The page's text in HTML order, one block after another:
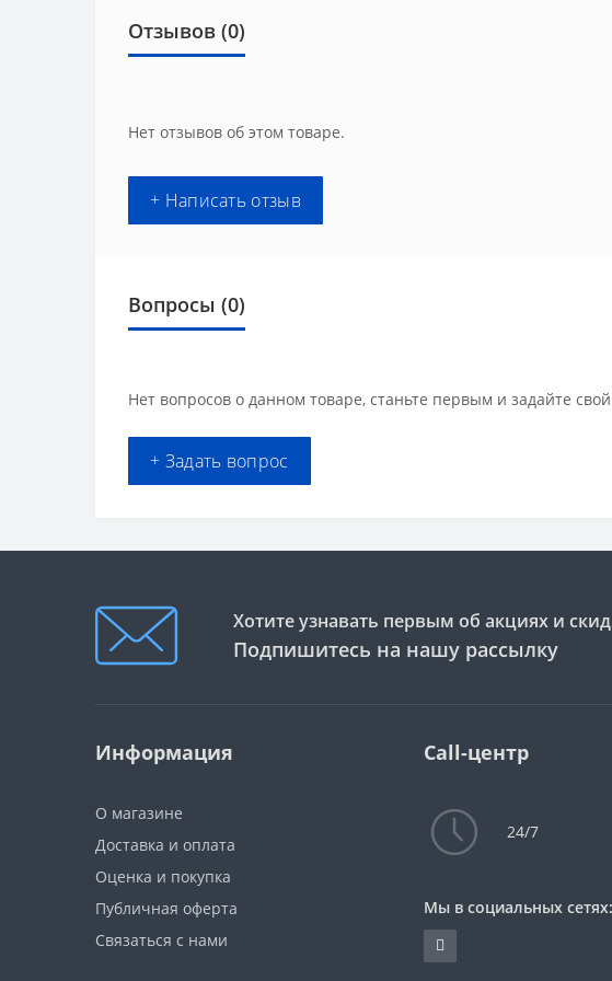
Отзывов (0)
Нет отзывов об этом товаре.
+ Написать отзыв
Вопросы (0)
Нет вопросов о данном товаре, станьте первым и задайте
+ Задать вопрос
Хотите узнавать первым об акциях и
Подпишитесь на нашу рассылку
Информация
О магазине
Доставка и оплата
Оценка и покупка
Публичная оферта
Связаться с нами
Call-центр
24/7
Мы в социальных сетях: